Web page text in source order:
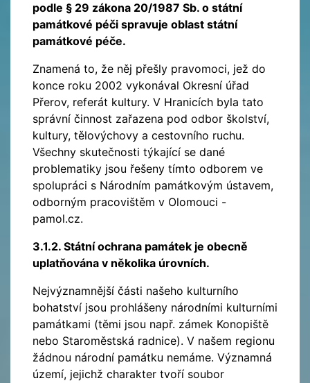
podle § 29 zákona 20/1987 Sb. o státní
památkové péči spravuje oblast státní
památkové péče.
Znamená to, že něj přešly pravomoci, jež do
konce roku 2002 vykonával Okresní úřad
Přerov, referát kultury. V Hranicích byla tato
správní činnost zařazena pod odbor školství,
kultury, tělovýchovy a cestovního ruchu.
Všechny skutečnosti týkající se dané
problematiky jsou řešeny tímto odborem ve
spolupráci s Národním památkovým ústavem,
odborným pracovištěm v Olomouci -
pamol.cz.
3.1.2. Státní ochrana památek je obecně
uplatňována v několika úrovních.
Nejvýznamnější části našeho kulturního
bohatství jsou prohlášeny národními kulturními
památkami (těmi jsou např. zámek Konopiště
nebo Staroměstská radnice). V našem regionu
žádnou národní památku nemáme. Významná
území, jejichž charakter tvoří soubor